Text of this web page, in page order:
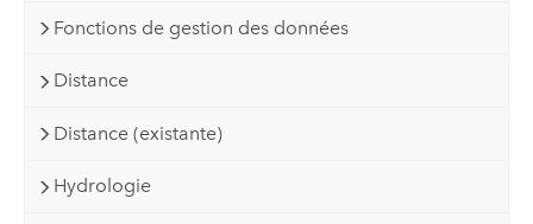
Fonctions de gestion des données
Distance
Distance (existante)
Hydrologie